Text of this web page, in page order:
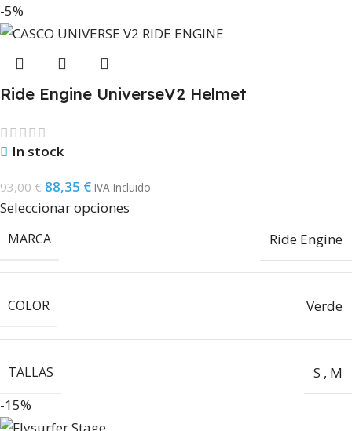
-5%
Ride Engine UniverseV2 Helmet
In stock
93,00€ 88,35 € IVA Incluido
Seleccionar opciones
MARCA Ride Engine
COLOR Verde
TALLAS S , M
-15%